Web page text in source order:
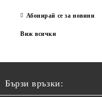
Абонирай се за новини
Виж всички
Бързи връзки: